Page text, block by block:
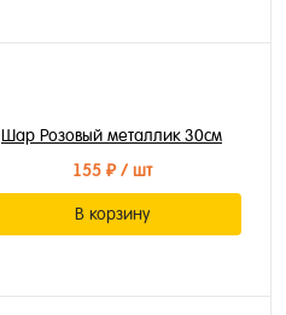
Шар Розовый металлик 30см
155 ₽/ шт
В корзину